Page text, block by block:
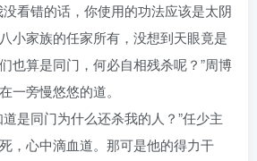
看错的话，你使用的功法应该是太阴
小家族的任家所有，没想到天眼竟是
也算是同门，何必自相残杀呢？”周博
一旁慢悠悠的道。
是同门为什么还杀我的人？”任少主
，心中滴血道。那可是他的得力干